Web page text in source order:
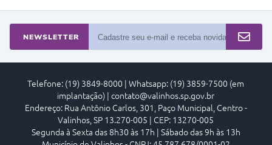
NEWSLETTER
Telefone: (19) 3849-8000 | Whatsapp: (19) 3859-7500 (em
implantação) | contato@valinhos.sp.gov.br
Endereço: Rua Antônio Carlos, 301, Paço Municipal, Centro -
Valinhos, SP 13.270-005 | CEP: 13270-005
Segunda à Sexta das 8h30 às 17h | Sábado das 9h às 13h